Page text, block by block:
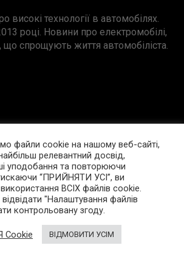
високі технології в автомобілях.
році. Новини про електромобілі,
що спрощують життя автомобіліста.
матеріалів
youtube tumblr linkedin
файли cookie на нашому веб-сайті,
релевантний досвід,
уподобання та повторюючи
“ПРИЙНЯТИ УСІ”, ви
ВСІХ файлів cookie.
"Налаштування файлів
контрольовану згоду.
ВІДМОВИТИ УСІМ